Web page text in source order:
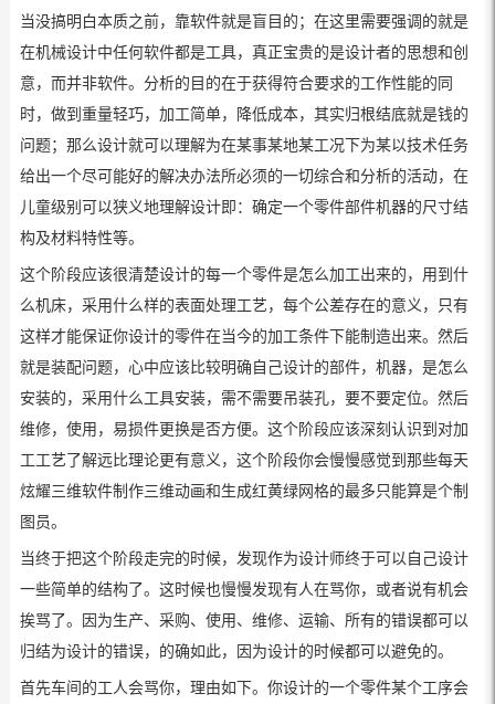
当没搞明白本质之前，靠软件就是盲目的；在这里需要强调的就是
在机械设计中任何软件都是工具，真正宝贵的是设计者的思想和创
意，而并非软件。分析的目的在于获得符合要求的工作性能的同
时，做到重量轻巧，加工简单，降低成本，其实归根结底就是钱的
问题；那么设计就可以理解为在某事某地某工况下为某以技术任务
给出一个尽可能好的解决办法所必须的一切综合和分析的活动，在
儿童级别可以狭义地理解设计即：确定一个零件部件机器的尺寸结
构及材料特性等。
这个阶段应该很清楚设计的每一个零件是怎么加工出来的，用到什
么机床，采用什么样的表面处理工艺，每个公差存在的意义，只有
这样才能保证你设计的零件在当今的加工条件下能制造出来。然后
就是装配问题，心中应该比较明确自己设计的部件，机器，是怎么
安装的，采用什么工具安装，需不需要吊装孔，要不要定位。然后
维修，使用，易损件更换是否方便。这个阶段应该深刻认识到对加
工工艺了解远比理论更有意义，这个阶段你会慢慢感觉到那些每天
炫耀三维软件制作三维动画和生成红黄绿网格的最多只能算是个制
图员。
当终于把这个阶段走完的时候，发现作为设计师终于可以自己设计
一些简单的结构了。这时候也慢慢发现有人在骂你，或者说有机会
挨骂了。因为生产、采购、使用、维修、运输、所有的错误都可以
归结为设计的错误，的确如此，因为设计的时候都可以避免的。
首先车间的工人会骂你，理由如下。你设计的一个零件某个工序会